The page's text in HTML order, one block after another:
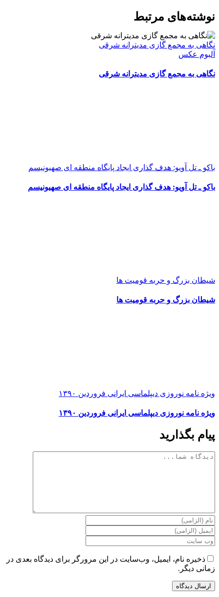
FacebookX
LinkedIn
WhatsApp
Telegram
ایمیل
نوشته‌‌های مرتبط
نگاهی به مجمع گازی مدیترانه شرقی
آلبوم عکس
نگاهی به مجمع گازی مدیترانه شرقی
باکو ـ تل آویو: هدف گذاری ایجاد پایگاه منطقه ای صهیونیسم
باکو ـ تل آویو: هدف گذاری ایجاد پایگاه منطقه ای صهیونیسم
شیطان بزرگ و حربه قومیت ها
شیطان بزرگ و حربه قومیت ها
ویژه نامه نوروزی دیپلماسی ایرانی فروردین ۱۳۹۰
ویژه نامه نوروزی دیپلماسی ایرانی فروردین ۱۳۹۰
پیام بگذارید
دیدگاه
ذخیره نام، ایمیل، وب‌سایت در این مرورگر برای دیدگاه بعدی در
زمانی دیگر.